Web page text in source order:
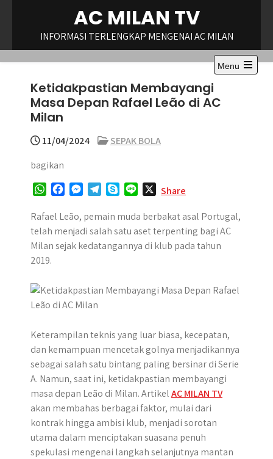
AC MILAN TV
INFORMASI TERLENGKAP MENGENAI AC MILAN
Menu
Open
Ketidakpastian Membayangi
Masa Depan Rafael Leão di AC
Milan
11/04/2024
SEPAK BOLA
bagikan
W
a
t
s
A
c
e
b
s
s
e
r
l
e
g
y
p
e
n
e
Share
Rafael Leão, pemain muda berbakat asal Portugal,
telah menjadi salah satu aset terpenting bagi AC
Milan sejak kedatangannya di klub pada tahun
2019.
Keterampilan teknis yang luar biasa, kecepatan,
dan kemampuan mencetak golnya menjadikannya
sebagai salah satu bintang paling bersinar di Serie
A. Namun, saat ini, ketidakpastian membayangi
masa depan Leão di Milan. ArtikelAC MILAN TV
akan membahas berbagai faktor, mulai dari
kontrak hingga ambisi klub, menjadi sorotan
utama dalam menciptakan suasana penuh
spekulasi mengenai langkah selanjutnya mantan